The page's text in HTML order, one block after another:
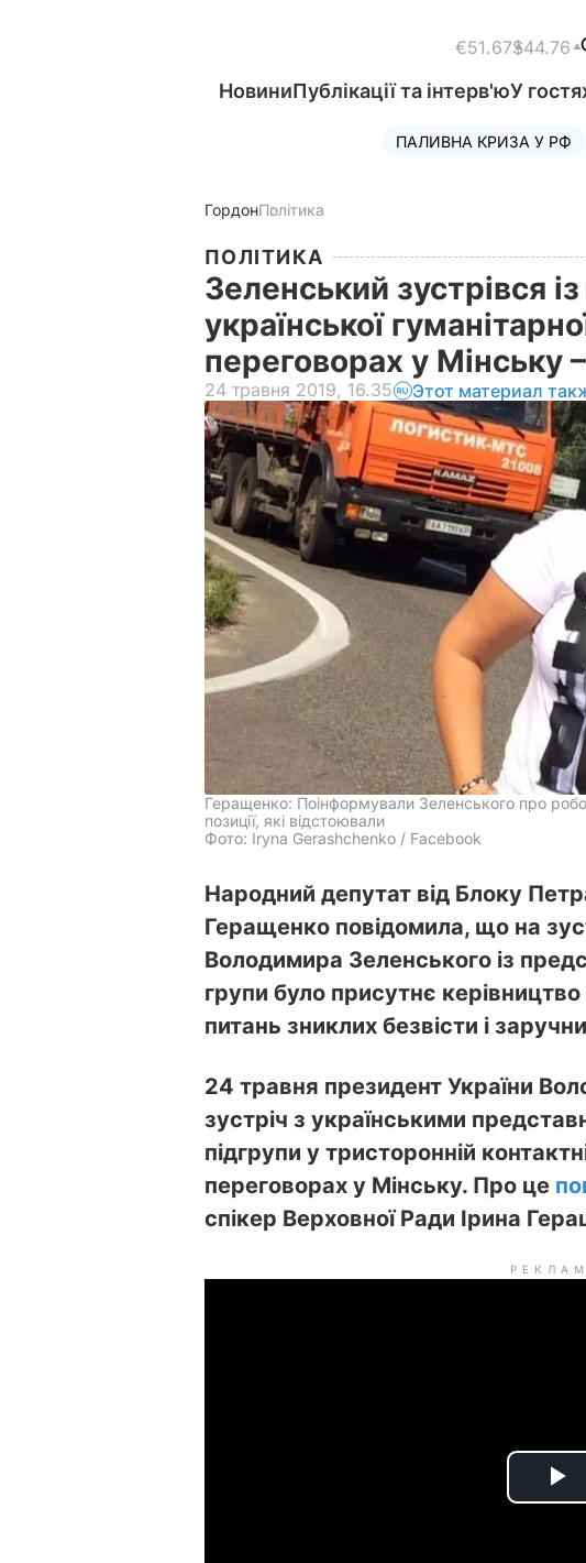
€51.67$44.76
НовиниПублікації та інтерв'юУ
ПАЛИВНА КРИЗА У РФ
ГордонПолітика
ПОЛІТИКА
Зеленський зустрівся
української
переговорах у Мінську
24 травня 2019, 16.35 Этот материал
Геращенко: Поінформували Зеленського про
позиції, які відстоювали
Фото: Iryna Gerashchenko / Facebook
Народний депутат від Блоку
Геращенко повідомила, що на
Володимира Зеленського із
групи було присутнє
питань зниклих безвісти і
24 травня президент України
зустріч з українськими
підгрупи у тристоронній
переговорах у Мінську. Про це
спікер Верховної Ради Ірина
P